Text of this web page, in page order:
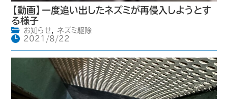
【動画】一度追い出したネズミが再侵入しようとす
る様子
お知らせ,
ネズミ駆除
2021/8/22